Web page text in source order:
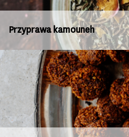
Przyprawa kamouneh